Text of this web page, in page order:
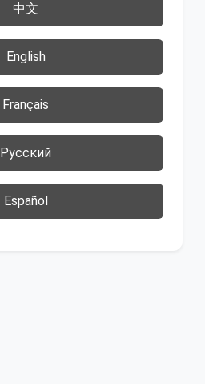
中文
English
Français
Русский
Español